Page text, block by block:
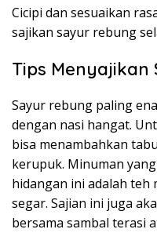
Cicipi dan sesuaikan
sajikan sayur rebung
Tips Menyajikan
Sayur rebung paling
dengan nasi hangat.
bisa menambahkan
kerupuk. Minuman
hidangan ini adalah teh
segar. Sajian ini juga
bersama sambal terasi